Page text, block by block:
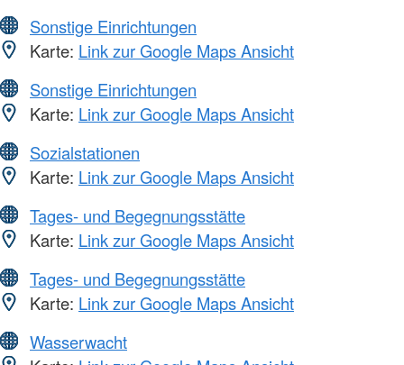
Sonstige Einrichtungen
Karte: Link zur Google Maps Ansicht
Sonstige Einrichtungen
Karte: Link zur Google Maps Ansicht
Sozialstationen
Karte: Link zur Google Maps Ansicht
Tages- und Begegnungsstätte
Karte: Link zur Google Maps Ansicht
Tages- und Begegnungsstätte
Karte: Link zur Google Maps Ansicht
Wasserwacht